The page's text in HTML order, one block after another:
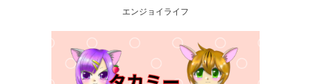
エンジョイライフ